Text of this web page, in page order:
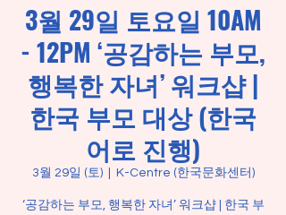
3월 29일 토요일 10AM
- 12PM ‘공감하는 부모,
행복한 자녀’ 워크샵 |
한국 부모 대상 (한국
어로 진행)
3월 29일 (토)
  |
K-Centre (한국문화센터)
‘공감하는 부모, 행복한 자녀’ 워크샵 | 한국 부